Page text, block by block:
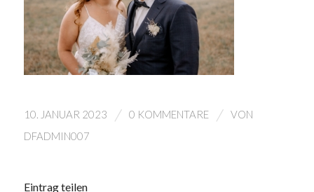
10. JANUAR 2023 / 0 KOMMENTARE / VON
DFADMIN007
Eintrag teilen